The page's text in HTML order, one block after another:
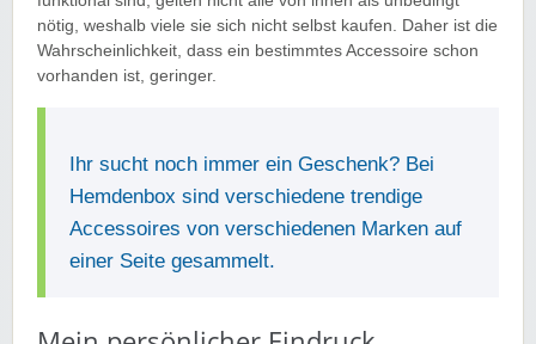
nötig, weshalb viele sie sich nicht selbst kaufen. Daher ist die
Wahrscheinlichkeit, dass ein bestimmtes Accessoire schon
vorhanden ist, geringer.
Ihr sucht noch immer ein Geschenk? Bei
Hemdenbox sind verschiedene trendige
Accessoires von verschiedenen Marken auf
einer Seite gesammelt.